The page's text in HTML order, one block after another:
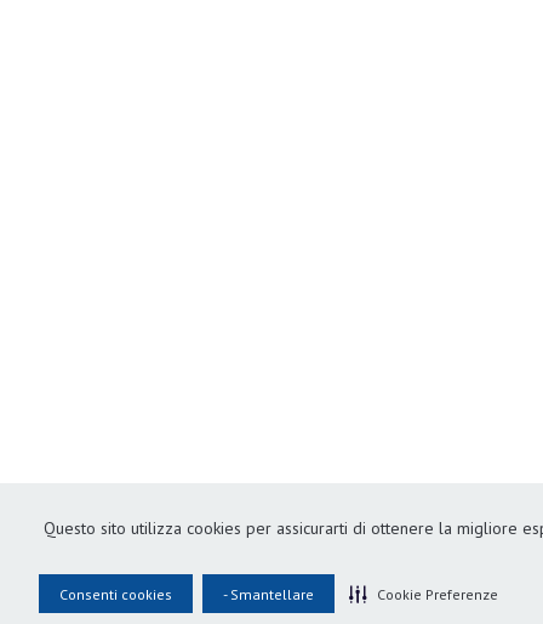
Questo sito utilizza cookies per assicurarti di ottenere la migliore
Consenti cookies - Smantellare Cookie Preferenze